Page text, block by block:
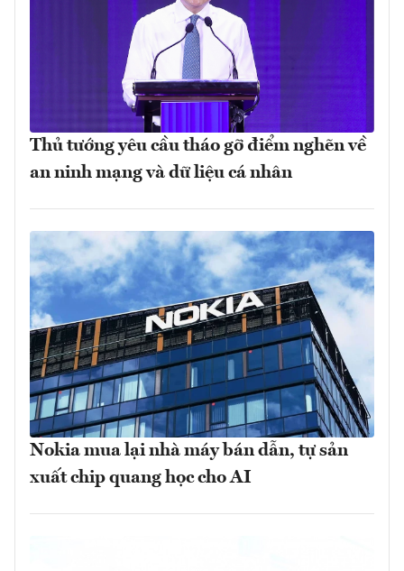
Thủ tướng yêu cầu tháo gỡ điểm nghẽn về
an ninh mạng và dữ liệu cá nhân
Nokia mua lại nhà máy bán dẫn, tự sản
xuất chip quang học cho AI